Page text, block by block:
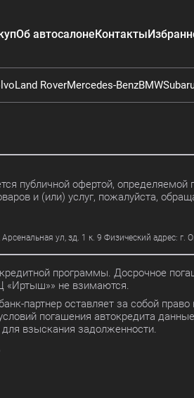
Об автосалонеКонтакты
Land RoverMercedes-BenzBMW
публичной офертой,
и (или) услуг, пожалуйста,
ул, зд. 1 к. 9 Физический адрес: г.
программы. Досрочное
«Иртыш»» не взимаются.
партнер оставляет за собой
погашения автокредита
взыскания задолженности.